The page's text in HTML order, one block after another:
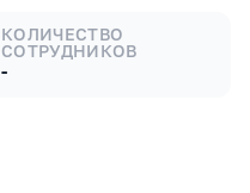
КОЛИЧЕСТВО
СОТРУДНИКОВ
-